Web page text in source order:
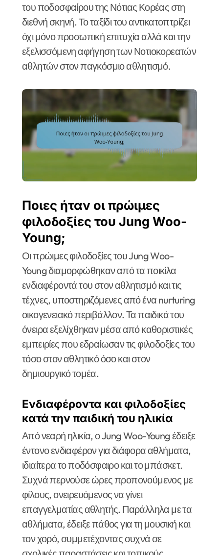
του ποδοσφαίρου της Νότιας Κορέας στη
διεθνή σκηνή. Το ταξίδι του αντικατοπτρίζει
όχι μόνο προσωπική επιτυχία αλλά και την
εξελισσόμενη αφήγηση των Νοτιοκορεατών
αθλητών στον παγκόσμιο αθλητισμό.
Ποιες ήταν οι πρώιμες
φιλοδοξίες του Jung Woo-
Young;
Οι πρώιμες φιλοδοξίες του Jung Woo-
Young διαμορφώθηκαν από τα ποικίλα
ενδιαφέροντά του στον αθλητισμό και τις
τέχνες, υποστηριζόμενες από ένα nurturing
οικογενειακό περιβάλλον. Τα παιδικά του
όνειρα εξελίχθηκαν μέσα από καθοριστικές
εμπειρίες που εδραίωσαν τις φιλοδοξίες του
τόσο στον αθλητικό όσο και στον
δημιουργικό τομέα.
Ενδιαφέροντα και φιλοδοξίες
κατά την παιδική του ηλικία
Από νεαρή ηλικία, ο Jung Woo-Young έδειξε
έντονο ενδιαφέρον για διάφορα αθλήματα,
ιδιαίτερα το ποδόσφαιρο και το μπάσκετ.
Συχνά περνούσε ώρες προπονούμενος με
φίλους, ονειρευόμενος να γίνει
επαγγελματίας αθλητής. Παράλληλα με τα
αθλήματα, έδειξε πάθος για τη μουσική και
τον χορό, συμμετέχοντας συχνά σε